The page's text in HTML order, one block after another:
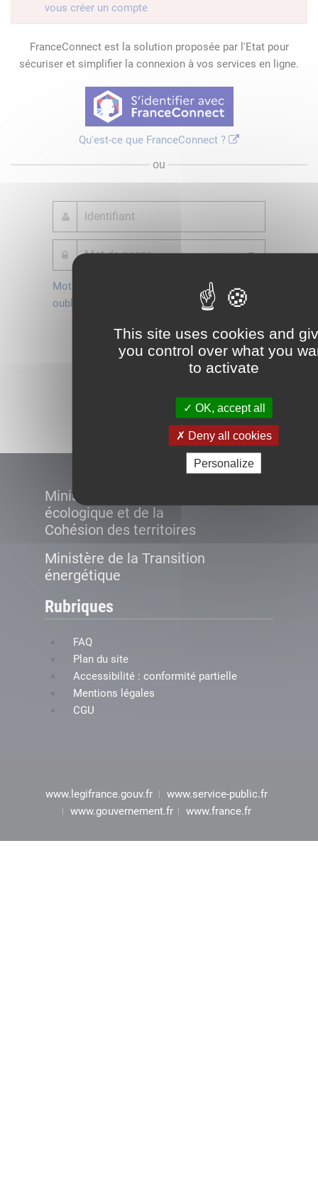
This site uses cookies and
you control over what you
to activate
OK, accept all
Deny all cookies
Personalize
vous créer un compte
FranceConnect est la solution proposée par l'Etat pour
sécuriser et simplifier la connexion à vos services en ligne.
Qu'est-ce que FranceConnect ?
ou
Mot de passe
oublié ?
Je crée mon
compte
Connexion
Ministère de la Transition
écologique et de la
Cohésion des territoires
Ministère de la Transition
énergétique
Rubriques
FAQ
Plan du site
Accessibilité : conformité partielle
Mentions légales
CGU
www.legifrance.gouv.fr
www.service-public.fr
www.gouvernement.fr
www.france.fr